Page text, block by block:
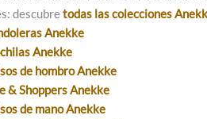
descubretodas las colecciones
Anekke
Anekke
de hombro Anekke
& Shoppers Anekke
de mano Anekke